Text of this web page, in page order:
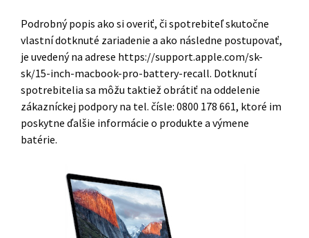
Podrobný popis ako si overiť, či spotrebiteľ skutočne
vlastní dotknuté zariadenie a ako následne postupovať,
je uvedený na adrese https://support.apple.com/sk-
sk/15-inch-macbook-pro-battery-recall. Dotknutí
spotrebitelia sa môžu taktiež obrátiť na oddelenie
zákazníckej podpory na tel. čísle: 0800 178 661, ktoré im
poskytne ďalšie informácie o produkte a výmene
batérie.